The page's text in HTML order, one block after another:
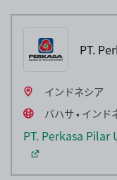
PT.
インドネシア
バハサ • インド
PT. Perkasa Pilar